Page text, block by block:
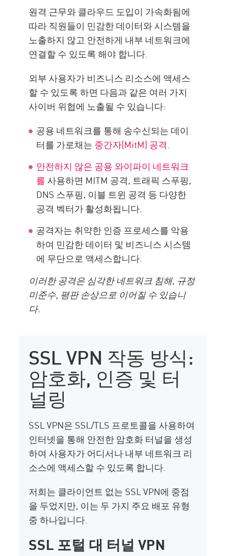
단계별 가이드
IPsec과 SSL
SASE/SSE 프레임워크
모범 사례
장점과 단점
원격 액세스 VPN 및 Check Point
SASE
리소스
원격 근무와 클라우드 도입이 가속화됨에
따라 직원들이 민감한 데이터와 시스템을
노출하지 않고 안전하게 내부 네트워크에
연결할 수 있도록 해야 합니다.
외부 사용자가 비즈니스 리소스에 액세스
할 수 있도록 하면 다음과 같은 여러 가지
사이버 위협에 노출될 수 있습니다:
공용 네트워크를 통해 송수신되는 데이
터를 가로채는 중간자(MitM) 공격.
안전하지 않은 공용 와이파이 네트워크
를 사용하면 MITM 공격, 트래픽 스푸핑,
DNS 스푸핑, 이블 트윈 공격 등 다양한
공격 벡터가 활성화됩니다.
공격자는 취약한 인증 프로세스를 악용
하여 민감한 데이터 및 비즈니스 시스템
에 무단으로 액세스합니다.
이러한 공격은 심각한 네트워크 침해, 규정
미준수, 평판 손상으로 이어질 수 있습니
다.
SSL VPN 작동 방식:
암호화, 인증 및 터
널링
SSL VPN은 SSL/TLS 프로토콜을 사용하여
인터넷을 통해 안전한 암호화 터널을 생성
하여 사용자가 어디서나 내부 네트워크 리
소스에 액세스할 수 있도록 합니다.
저희는 클라이언트 없는 SSL VPN에 중점
을 두었지만, 이는 두 가지 주요 배포 유형
중 하나입니다.
SSL 포털 대 터널 VPN